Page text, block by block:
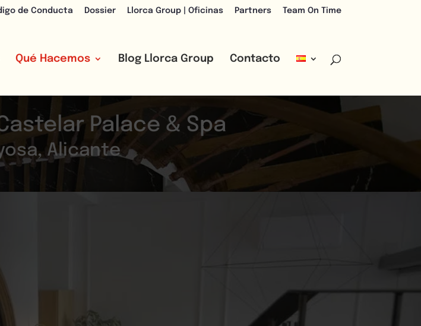
de Conducta Dossier Llorca Group | Oficinas Partners Team On Time
Qué Hacemos Blog Llorca Group Contacto
Palace & Spa
Alicante